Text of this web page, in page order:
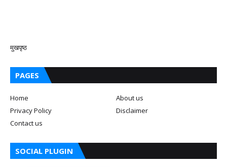
मुखपृष्ठ
PAGES
Home
About us
Privacy Policy
Disclaimer
Contact us
SOCIAL PLUGIN